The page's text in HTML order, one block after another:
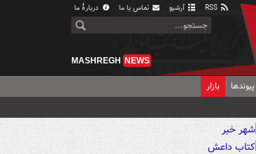
آرشیو تماس با ما دربارهٔ ما
MASHREGH NEWS
پیوندها بازار